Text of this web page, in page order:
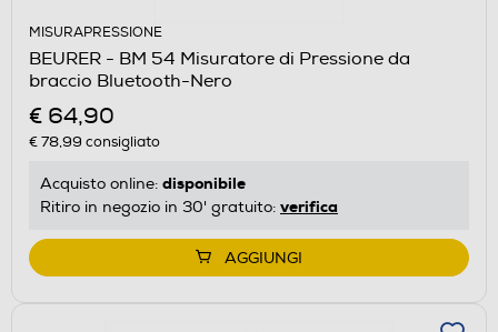
MISURAPRESSIONE
BEURER - BM 54 Misuratore di Pressione da
braccio Bluetooth-Nero
€ 64,90
€ 78,99 consigliato
Acquisto online: disponibile
Ritiro in negozio in 30' gratuito: verifica
AGGIUNGI